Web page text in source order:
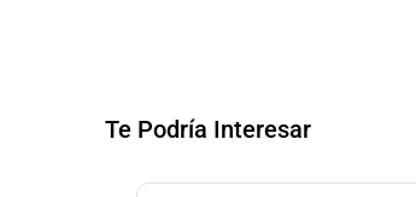
Te Podría Interesar